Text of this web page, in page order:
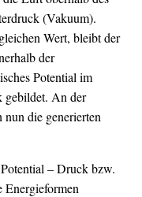
(Vakuum).
Wert, bleibt der
der
Potential im
gebildet. An der
nun die generierten
– Druck bzw.
Energieformen